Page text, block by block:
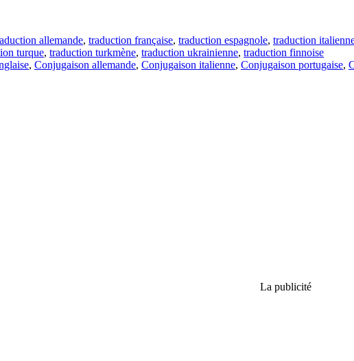
allemande, traduction française, traduction espagnole, traduction
turque, traduction turkmène, traduction ukrainienne, traduction finnoise
, Conjugaison allemande, Conjugaison italienne, Conjugaison portugaise,
La publicité